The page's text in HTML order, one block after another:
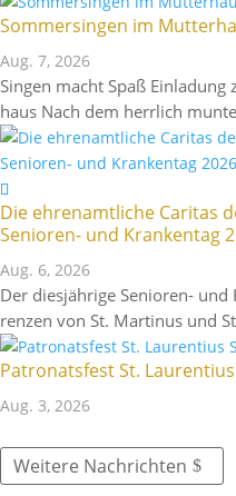
Sommer­singen im
Aug. 7, 2026
Singen macht Spaß
haus Nach dem herr­lich
Die ehren­amt­liche Caritas
Senioren- und Kran­kentag
Aug. 6, 2026
Der dies­jäh­rige Senioren-
renzen von St. Martinus und
Patro­nats­fest St.
Aug. 3, 2026
Weitere Nach­richten